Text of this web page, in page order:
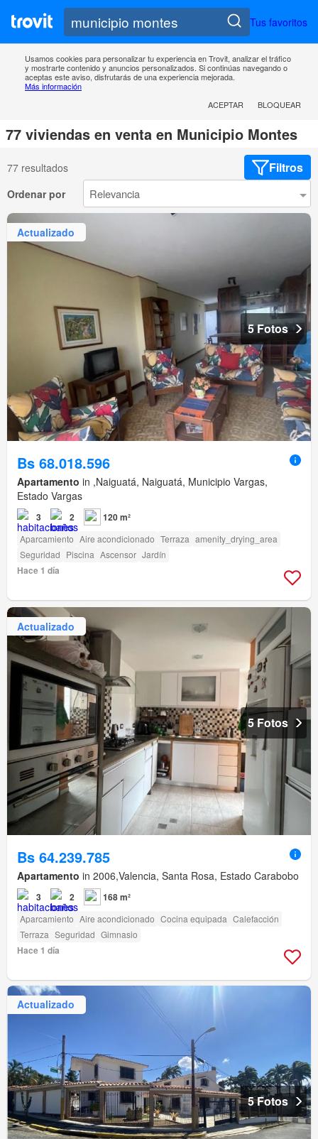
Tus favoritos
Usamos cookies para personalizar tu experiencia en Trovit, analizar el tráfico
y mostrarte contenido y anuncios personalizados. Si continúas navegando o
aceptas este aviso, disfrutarás de una experiencia mejorada.
Más información
ACEPTAR
BLOQUEAR
77 viviendas en venta en Municipio Montes
77 resultados Filtros
Ordenar por
Actualizado
5 Fotos
Bs 68.018.596
Apartamento in ,Naiguatá, Naiguatá, Municipio Vargas,
Estado Vargas
3 2 120 m²
Aparcamiento Aire acondicionado Terraza amenity_drying_area
Seguridad Piscina Ascensor Jardín
Hace 1 día
Actualizado
5 Fotos
Bs 64.239.785
Apartamento in 2006,Valencia, Santa Rosa, Estado Carabobo
3 2 168 m²
Aparcamiento Aire acondicionado Cocina equipada Calefacción
Terraza Seguridad Gimnasio
Hace 1 día
Actualizado
5 Fotos